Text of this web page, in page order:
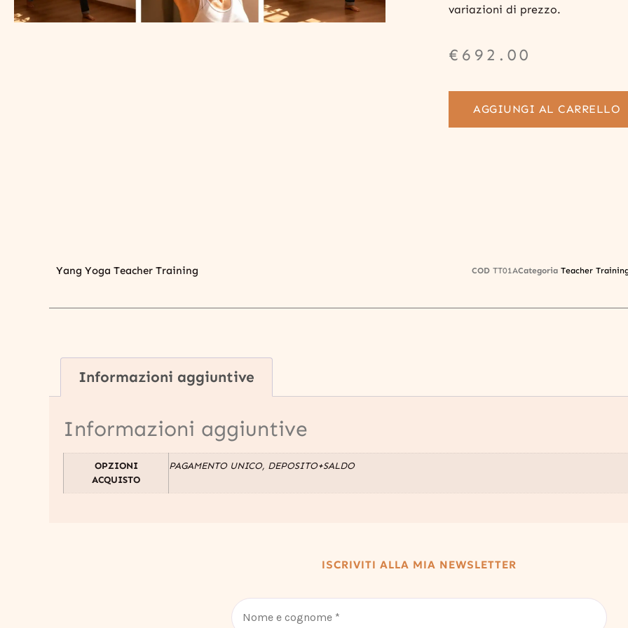
variazioni di prezzo.
€ 692.00
AGGIUNGI AL CARRELLO
Yang Yoga Teacher Training CODTT01ACategoria Teacher
Informazioni aggiuntive
Informazioni aggiuntive
OPZIONI
ACQUISTO
PAGAMENTO UNICO, DEPOSITO+SALDO
ISCRIVITI ALLA MIA NEWSLETTER